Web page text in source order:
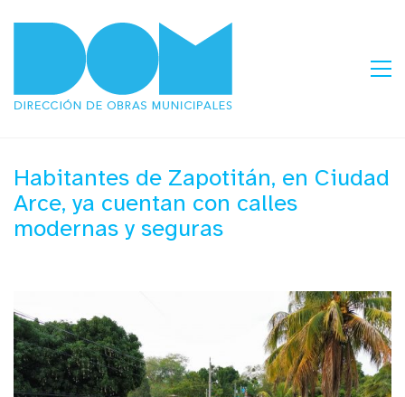
Habitantes de Zapotitán, en Ciudad
Arce, ya cuentan con calles
modernas y seguras